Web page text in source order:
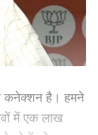
कनेक्शन है। हमने
में एक लाख